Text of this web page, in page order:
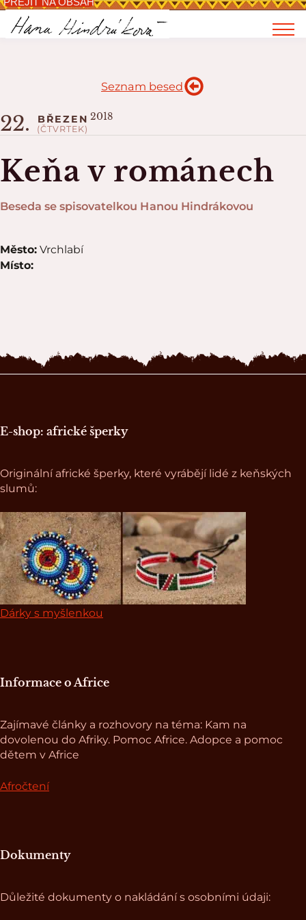
Seznam besed
Beseda se spisovatelkou Hanou Hindrákovou
Keňa v románech
22. BŘEZEN
(ČTVRTEK)
2018
Město: Vrchlabí
Místo:
E-shop: africké šperky
Originální africké šperky, které vyrábějí lidé z keňských
slumů:
Dárky s myšlenkou
Informace o Africe
Zajímavé články a rozhovory na téma: Kam na
dovolenou do Afriky. Pomoc Africe. Adopce a pomoc
dětem v Africe
Afročtení
Dokumenty
Důležité dokumenty o nakládání s osobními údaji: